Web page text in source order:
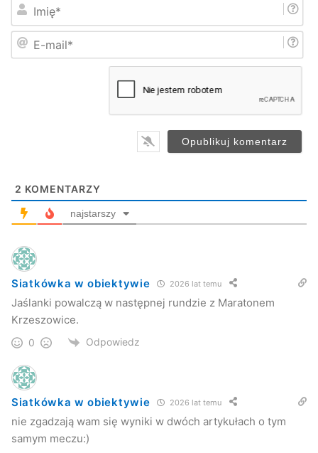
i
m
2 KOMENTARZY
najstarszy
Siatkówka w obiektywie 2026 lat temu
Jaślanki powalczą w następnej rundzie z Maratonem
Krzeszowice.
0 Odpowiedz
Siatkówka w obiektywie 2026 lat temu
nie zgadzają wam się wyniki w dwóch artykułach o tym
samym meczu:)